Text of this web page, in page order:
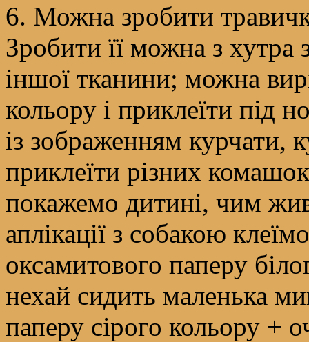
6. Можна зробити
Зробити її можна з хутра
іншої тканини; можна
кольору і приклеїти під
із зображенням курчати,
приклеїти різних
покажемо дитині, чим
аплікації з собакою
оксамитового паперу
нехай сидить маленька
паперу сірого кольору +